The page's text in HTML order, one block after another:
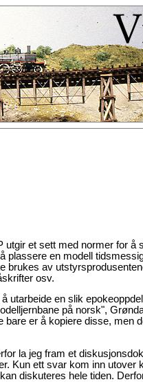
et sett med normer for å
en modell
brukes av
osv.
utarbeide en slik
på norsk",
er å kopiere disse, men
la jeg fram et
Kun ett svar kom inn utover
diskuteres hele tiden.